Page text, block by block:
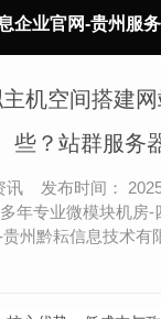
机空间搭建
些？站群服务
讯 发布时间：
年专业微模块机房-
贵州黔耘信息技术有